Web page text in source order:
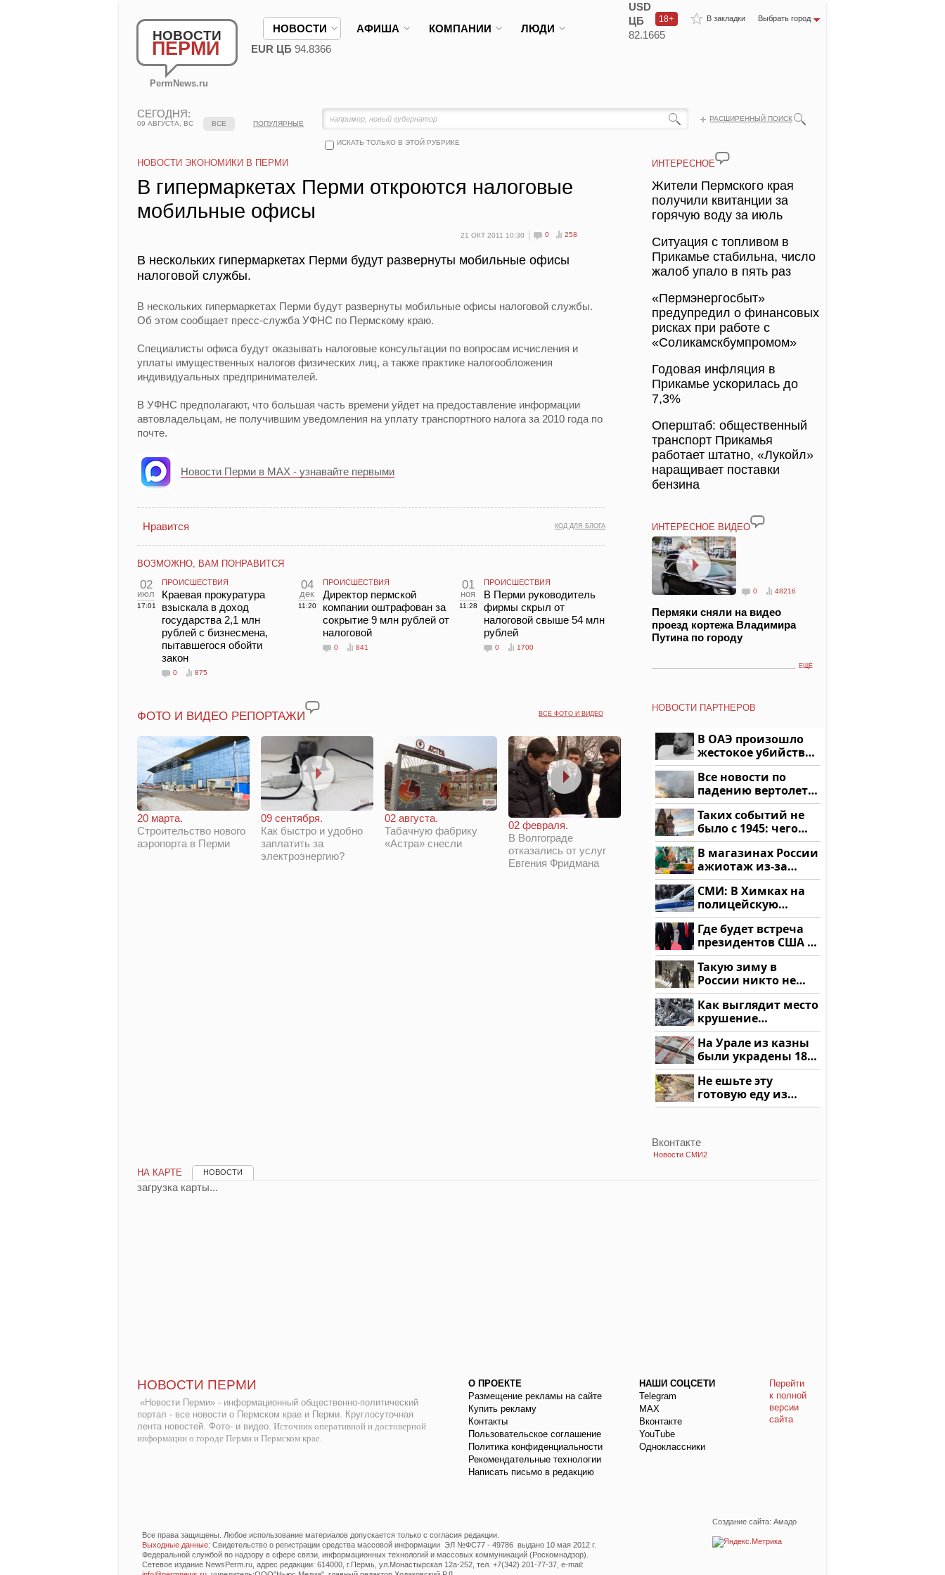
НОВОСТИ
ПЕРМИ
PermNews.ru
В закладки Выбрать город
18+
НОВОСТИ АФИША КОМПАНИИ ЛЮДИ
USD
ЦБ
82.1665
EUR ЦБ 94.8366
СЕГОДНЯ:
09 АВГУСТА, ВС
РАСШИРЕННЫЙ ПОИСК
ИСКАТЬ ТОЛЬКО В ЭТОЙ РУБРИКЕ
ВСЕ ПОПУЛЯРНЫЕ
НОВОСТИ ЭКОНОМИКИ В ПЕРМИ
В гипермаркетах Перми откроются налоговые
мобильные офисы
21 ОКТ 2011 10:30 0 258
В нескольких гипермаркетах Перми будут развернуты мобильные офисы
налоговой службы.
В нескольких гипермаркетах Перми будут развернуты мобильные офисы налоговой службы.
Об этом сообщает пресс-служба УФНС по Пермскому краю.
Специалисты офиса будут оказывать налоговые консультации по вопросам исчисления и
уплаты имущественных налогов физических лиц, а также практике налогообложения
индивидуальных предпринимателей.
В УФНС предполагают, что большая часть времени уйдет на предоставление информации
автовладельцам, не получившим уведомления на уплату транспортного налога за 2010 года по
почте.
Новости Перми в MAX - узнавайте первыми
КОД ДЛЯ БЛОГА
Нравится
ВОЗМОЖНО, ВАМ ПОНРАВИТСЯ
02
июл
17:01
ПРОИСШЕСТВИЯ
Краевая прокуратура
взыскала в доход
государства 2,1 млн
рублей с бизнесмена,
пытавшегося обойти
закон
0 875
04
дек
11:20
ПРОИСШЕСТВИЯ
Директор пермской
компании оштрафован за
сокрытие 9 млн рублей от
налоговой
0 841
01
ноя
11:28
ПРОИСШЕСТВИЯ
В Перми руководитель
фирмы скрыл от
налоговой свыше 54 млн
рублей
0 1700
ВСЕ ФОТО И ВИДЕО
ФОТО И ВИДЕО РЕПОРТАЖИ
20 марта.
Строительство нового
аэропорта в Перми
09 сентября.
Как быстро и удобно
заплатить за
электроэнергию?
02 августа.
Табачную фабрику
«Астра» снесли
02 февраля.
В Волгограде
отказались от услуг
Евгения Фридмана
ИНТЕРЕСНОЕ
Жители Пермского края
получили квитанции за
горячую воду за июль
Ситуация с топливом в
Прикамье стабильна, число
жалоб упало в пять раз
«Пермэнергосбыт»
предупредил о финансовых
рисках при работе с
«Соликамскбумпромом»
Годовая инфляция в
Прикамье ускорилась до
7,3%
Оперштаб: общественный
транспорт Прикамья
работает штатно, «Лукойл»
наращивает поставки
бензина
ИНТЕРЕСНОЕ ВИДЕО
0 48216
Пермяки сняли на видео
проезд кортежа Владимира
Путина по городу
ЕЩЁ
НОВОСТИ ПАРТНЕРОВ
В ОАЭ произошло
жестокое убийство
криптомиллионера
Все новости по
падению вертолета
на Кавказе: читать
здесь
Таких событий не
было с 1945: чего
ждать всем нам?
В магазинах России
ажиотаж из-за
этого продукта: что
купить?
СМИ: В Химках на
полицейскую
машину напали и
подожгли.
Где будет встреча
президентов США и
России: Европа?
Такую зиму в
России никто не
ждал: как так?!
Как выглядит место
крушение
вертолета на
Кавказе: смотреть
На Урале из казны
были украдены 18
миллионов рублей
Не ешьте эту
готовую еду из
магазина: список
Вконтакте
Новости СМИ2
НА КАРТЕ НОВОСТИ
загрузка карты...
НОВОСТИ ПЕРМИ
«Новости Перми» - информационный общественно-политический
портал - все новости о Пермском крае и Перми. Круглосуточная
лента новостей. Фото- и видео. Источник оперативной и достоверной
информации о городе Перми и Пермском крае.
О ПРОЕКТЕ
Размещение рекламы на сайте
Купить рекламу
Контакты
Пользовательское соглашение
Политика конфиденциальности
Рекомендательные технологии
Написать письмо в редакцию
НАШИ СОЦСЕТИ
Telegram
МАХ
Вконтакте
YouTube
Одноклассники
Перейти
к полной
версии
сайта
Создание сайта: Амадо
Все права защищены. Любое использование материалов допускается только с согласия редакции.
Выходные данные: Свидетельство о регистрации средства массовой информации ЭЛ №ФС77 - 49786 выдано 10 мая 2012 г.
Федеральной службой по надзору в сфере связи, информационных технологий и массовых коммуникаций (Роскомнадзор).
Сетевое издание NewsPerm.ru, адрес редакции: 614000, г.Пермь, ул.Монастырская 12а-252, тел. +7(342) 201-77-37, e-mail: